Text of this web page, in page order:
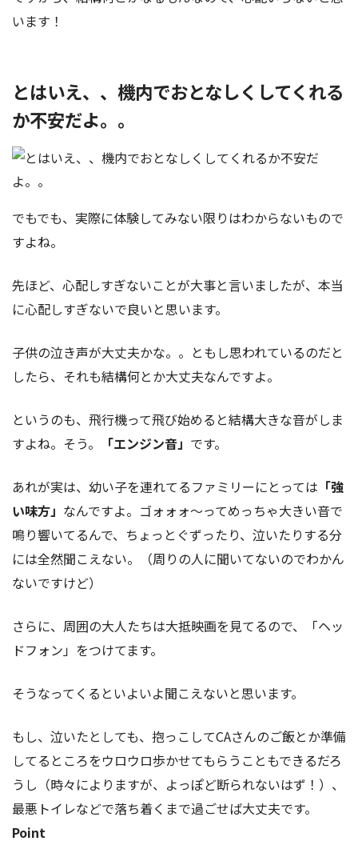
います！
とはいえ、、機内でおとなしくしてくれる
か不安だよ。。
でもでも、実際に体験してみない限りはわからないもので
すよね。
先ほど、心配しすぎないことが大事と言いましたが、本当
に心配しすぎないで良いと思います。
子供の泣き声が大丈夫かな。。ともし思われているのだと
したら、それも結構何とか大丈夫なんですよ。
というのも、飛行機って飛び始めると結構大きな音がしま
すよね。そう。
「エンジン音」 です。
あれが実は、幼い子を連れてるファミリーにとっては 「強
い味方」 なんですよ。ゴォォォ〜ってめっちゃ大きい音で
鳴り響いてるんで、ちょっとぐずったり、泣いたりする分
には全然聞こえない。（周りの人に聞いてないのでわかん
ないですけど）
さらに、周囲の大人たちは大抵映画を見てるので、「ヘッ
ドフォン」をつけてます。
そうなってくるといよいよ聞こえないと思います。
もし、泣いたとしても、抱っこしてCAさんのご飯とか準備
してるところをウロウロ歩かせてもらうこともできるだろ
うし（時々によりますが、よっぽど断られないはず！）、
最悪トイレなどで落ち着くまで過ごせば大丈夫です。
Point